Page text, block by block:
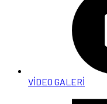
VİDEO GALERİ